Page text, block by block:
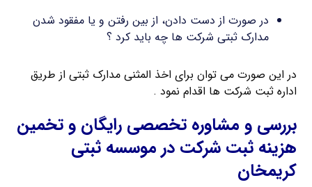
در صورت از دست دادن، از بین رفتن و یا مفقود شدن
مدارک ثبتی شرکت ها چه باید کرد ؟
در این صورت می توان برای اخذ المثنی مدارک ثبتی از طریق
اداره ثبت شرکت ها اقدام نمود .
بررسی و مشاوره تخصصی رایگان و تخمین
هزینه ثبت شرکت در موسسه ثبتی
کریمخان